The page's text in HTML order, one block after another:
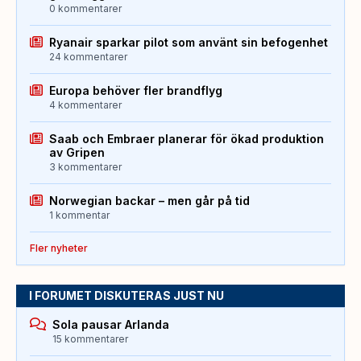
0 kommentarer
Ryanair sparkar pilot som använt sin befogenhet
24 kommentarer
Europa behöver fler brandflyg
4 kommentarer
Saab och Embraer planerar för ökad produktion
av Gripen
3 kommentarer
Norwegian backar – men går på tid
1 kommentar
Fler nyheter
I FORUMET DISKUTERAS JUST NU
Sola pausar Arlanda
15 kommentarer